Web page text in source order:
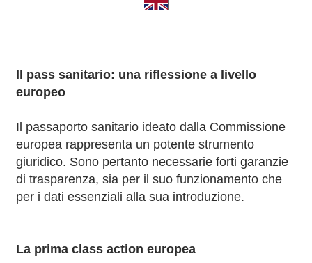
Il pass sanitario: una riflessione a livello
europeo
Il passaporto sanitario ideato dalla Commissione
europea rappresenta un potente strumento
giuridico. Sono pertanto necessarie forti garanzie
di trasparenza, sia per il suo funzionamento che
per i dati essenziali alla sua introduzione.
La prima class action europea